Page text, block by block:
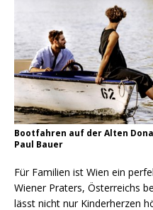
Bootfahren auf der Alten
Paul Bauer
Für Familien ist Wien ein
Wiener Praters, Österreichs
lässt nicht nur Kinderherzen